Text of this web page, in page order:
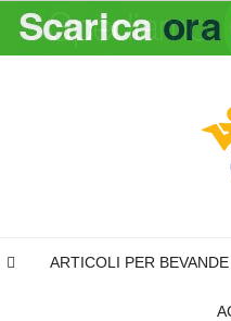
ARTICOLI PER BEVANDE